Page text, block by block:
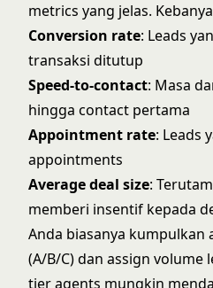
metrics yang jelas.
Conversion rate: Leads
transaksi ditutup
Speed-to-contact: Masa
hingga contact pertama
Appointment rate: Leads
appointments
Average deal size:
memberi insentif kepada
Anda biasanya kumpulkan
(A/B/C) dan assign volume
tier agents mungkin